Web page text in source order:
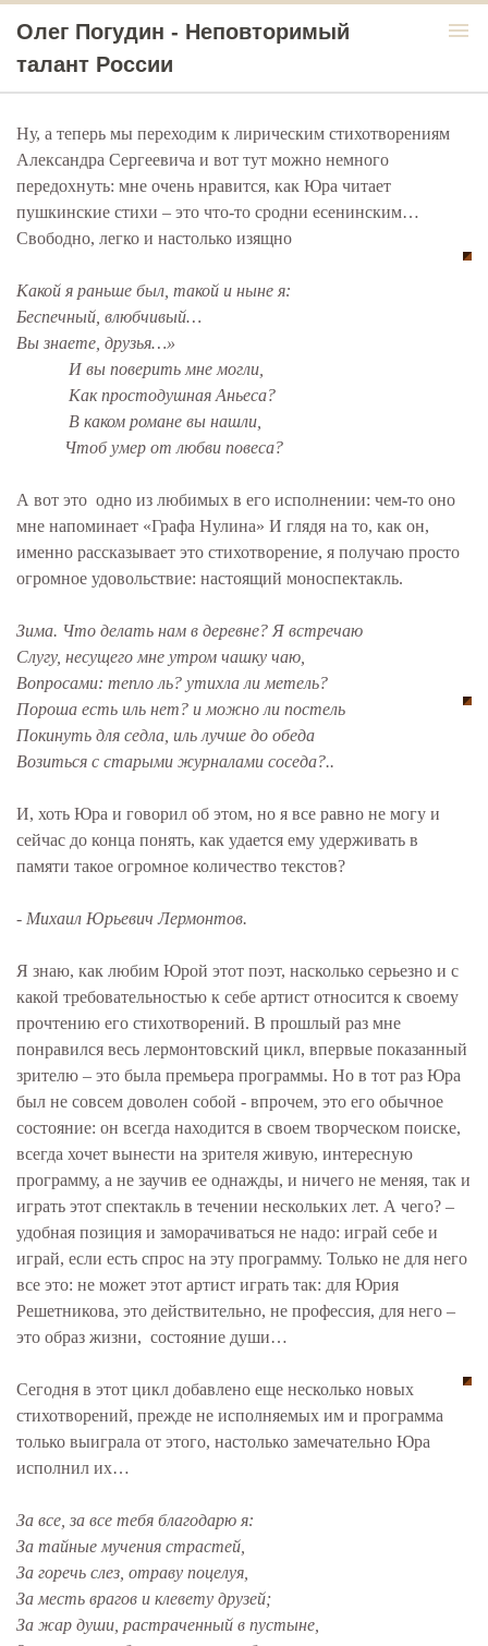
Олег Погудин - Неповторимый
талант России
menu
Ну, а теперь мы переходим к лирическим стихотворениям
Александра Сергеевича и вот тут можно немного
передохнуть: мне очень нравится, как Юра читает
пушкинские стихи – это что-то сродни есенинским…
Свободно, легко и настолько изящно
Какой я раньше был, такой и ныне я:
Беспечный, влюбчивый…
Вы знаете, друзья…»
И вы поверить мне могли,
Как простодушная Аньеса?
В каком романе вы нашли,
Чтоб умер от любви повеса?
А вот это одно из любимых в его исполнении: чем-то оно
мне напоминает «Графа Нулина» И глядя на то, как он,
именно рассказывает это стихотворение, я получаю просто
огромное удовольствие: настоящий моноспектакль.
Зима. Что делать нам в деревне? Я встречаю
Слугу, несущего мне утром чашку чаю,
Вопросами: тепло ль? утихла ли метель?
Пороша есть иль нет? и можно ли постель
Покинуть для седла, иль лучше до обеда
Возиться с старыми журналами соседа?..
И, хоть Юра и говорил об этом, но я все равно не могу и
сейчас до конца понять, как удается ему удерживать в
памяти такое огромное количество текстов?
- Михаил Юрьевич Лермонтов.
Я знаю, как любим Юрой этот поэт, насколько серьезно и с
какой требовательностью к себе артист относится к своему
прочтению его стихотворений. В прошлый раз мне
понравился весь лермонтовский цикл, впервые показанный
зрителю – это была премьера программы. Но в тот раз Юра
был не совсем доволен собой - впрочем, это его обычное
состояние: он всегда находится в своем творческом поиске,
всегда хочет вынести на зрителя живую, интересную
программу, а не заучив ее однажды, и ничего не меняя, так и
играть этот спектакль в течении нескольких лет. А чего? –
удобная позиция и заморачиваться не надо: играй себе и
играй, если есть спрос на эту программу. Только не для него
все это: не может этот артист играть так: для Юрия
Решетникова, это действительно, не профессия, для него –
это образ жизни, состояние души…
Сегодня в этот цикл добавлено еще несколько новых
стихотворений, прежде не исполняемых им и программа
только выиграла от этого, настолько замечательно Юра
исполнил их…
За все, за все тебя благодарю я:
За тайные мучения страстей,
За горечь слез, отраву поцелуя,
За месть врагов и клевету друзей;
За жар души, растраченный в пустыне,